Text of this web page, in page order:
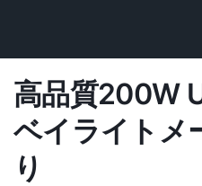
高品質200W
ベイライトメ
り